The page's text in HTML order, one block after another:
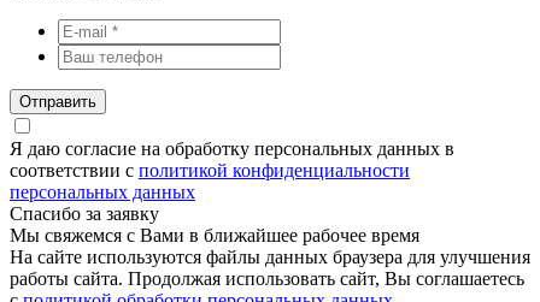
Отправить
Я даю согласие на обработку персональных данных в
соответствии с политикой конфиденциальности
персональных данных
Спасибо за заявку
Мы свяжемся с Вами в ближайшее рабочее время
На сайте используются файлы данных браузера для улучшения
работы сайта. Продолжая использовать сайт, Вы соглашаетесь